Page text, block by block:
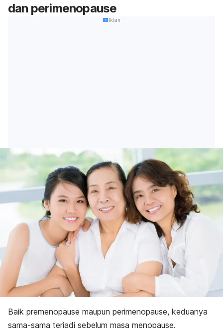
dan perimenopause
Iklan
Baik premenopause maupun perimenopause, keduanya
sama-sama terjadi sebelum masa menopause.